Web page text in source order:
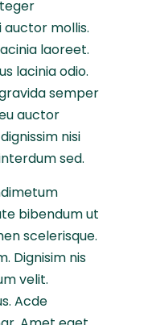
mollis.
laoreet.
lacinia odio.
semper
auctor
nisi
sed.
bibendum ut
scelerisque.
Dignisim nis
velit.
Acde